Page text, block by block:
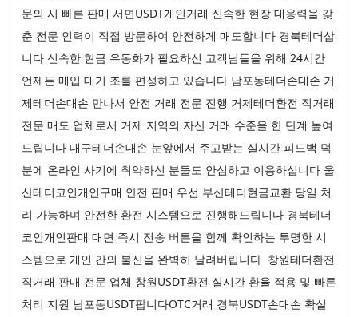
문의 시 빠른 판매 서면USDT개인거래 신속한 현장 대응력을 갖
춘 전문 인력이 직접 방문하여 안전하게 매도합니다 경북테더삽
니다 신속한 현금 유동화가 필요하신 고객님들을 위해 24시간
언제든 매입 대기 조를 편성하고 있습니다 남포동테더손대손 거
제테더손대손 만나서 안전 거래 전문 진행 거제테더환전 직거래
전문 매도 업체로서 거제 지역의 자산 거래 수준을 한 단계 높여
드립니다 대구테더손대손 눈앞에서 주고받는 실시간 피드백 덕
분에 온라인 사기에 취약하신 분들도 안심하고 이용하십니다 울
산테더코인개인구매 안전 판매 우선 부산테더현금교환 당일 처
리 가능하며 안전한 환전 시스템으로 진행해드립니다 경북테더
코인개인판매 대면 즉시 전송 버튼을 함께 확인하는 투명한 시
스템으로 개인 간의 불신을 완벽히 날려버립니다 창원테더환전
직거래 판매 전문 업체 창원USDT환전 실시간 환율 적용 및 빠른
처리 지원 남포동USDT팝니다OTC거래 경북USDT손대손 확실